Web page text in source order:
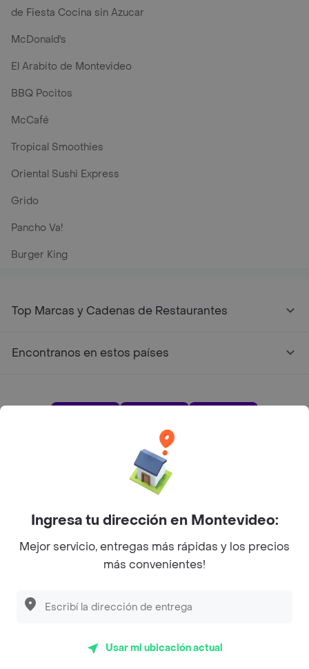
de Fiesta Cocina sin Azucar
McDonald's
El Arabito de Montevideo
BBQ Pocitos
McCafé
Tropical Smoothies
Oriental Sushi Express
Grido
Pancho Va!
Burger King
Top Marcas y Cadenas de Restaurantes
Encontranos en estos países
Google play
Categorías
Ingresa tu dirección en Montevideo:
Mejor servicio, entregas más rápidas y los precios
más convenientes!
Usar mi ubicación actual